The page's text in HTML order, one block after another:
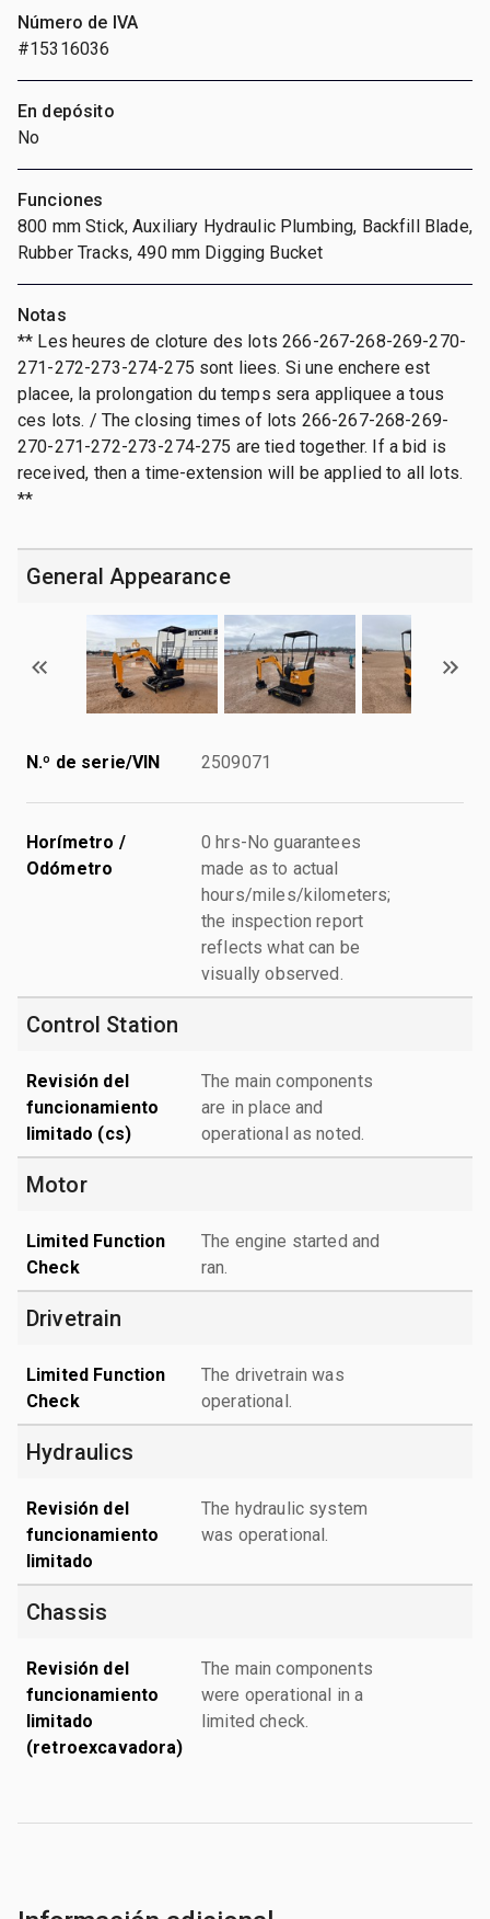
Número de IVA
#15316036
En depósito
No
Funciones
800 mm Stick, Auxiliary Hydraulic Plumbing, Backfill Blade,
Rubber Tracks, 490 mm Digging Bucket
Notas
** Les heures de cloture des lots 266-267-268-269-270-
271-272-273-274-275 sont liees. Si une enchere est
placee, la prolongation du temps sera appliquee a tous
ces lots. / The closing times of lots 266-267-268-269-
270-271-272-273-274-275 are tied together. If a bid is
received, then a time-extension will be applied to all lots.
**
General Appearance
N.º de serie/VIN 2509071
Horímetro /
Odómetro
0 hrs-No guarantees
made as to actual
hours/miles/kilometers;
the inspection report
reflects what can be
visually observed.
Control Station
Revisión del
funcionamiento
limitado (cs)
The main components
are in place and
operational as noted.
Motor
Limited Function
Check
The engine started and
ran.
Drivetrain
Limited Function
Check
The drivetrain was
operational.
Hydraulics
Revisión del
funcionamiento
limitado
The hydraulic system
was operational.
Chassis
Revisión del
funcionamiento
limitado
(retroexcavadora)
The main components
were operational in a
limited check.